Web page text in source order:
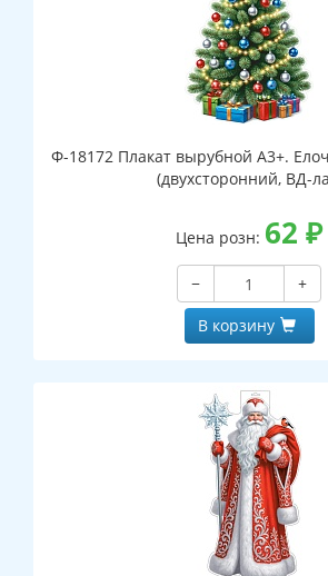
Ф-18172 Плакат вырубной А3+.
(двухсторонний, ВД-
Цена розн: 62 ₽
−
+
В корзину